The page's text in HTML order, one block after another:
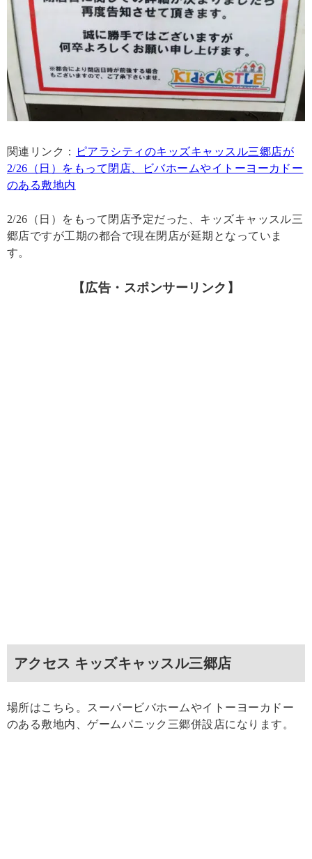
関連リンク：
ピアラシティのキッズキャッスル三郷店が
2/26（日）をもって閉店、ビバホームやイトーヨーカドー
のある敷地内
2/26（日）をもって閉店予定だった、キッズキャッスル三
郷店ですが工期の都合で現在閉店が延期となっていま
す。
【広告・スポンサーリンク】
アクセス キッズキャッスル三郷店
場所はこちら。スーパービバホームやイトーヨーカドー
のある敷地内、ゲームパニック三郷併設店になります。